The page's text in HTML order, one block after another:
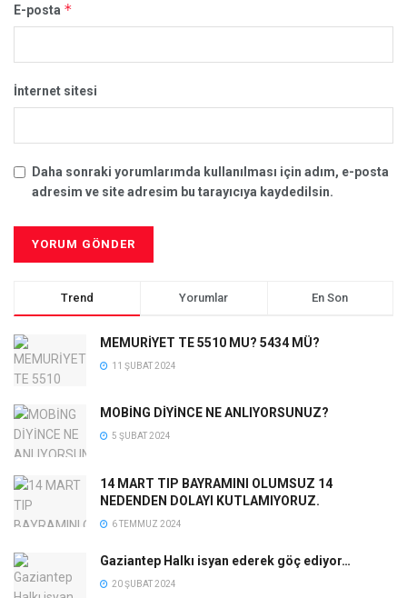
E-posta *
İnternet sitesi
Daha sonraki yorumlarımda kullanılması için adım, e-posta
adresim ve site adresim bu tarayıcıya kaydedilsin.
Trend Yorumlar En Son
MEMURİYET TE 5510 MU? 5434 MÜ?
11 ŞUBAT 2024
MOBİNG DİYİNCE NE ANLIYORSUNUZ?
5 ŞUBAT 2024
14 MART TIP BAYRAMINI OLUMSUZ 14
NEDENDEN DOLAYI KUTLAMIYORUZ.
6 TEMMUZ 2024
Gaziantep Halkı isyan ederek göç ediyor…
20 ŞUBAT 2024